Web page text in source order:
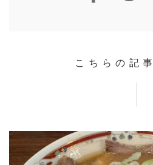
こちらの記